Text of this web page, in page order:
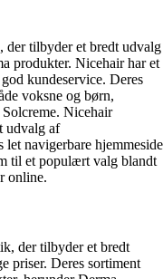
der tilbyder et bredt udvalg
produkter. Nicehair har et
kundeservice. Deres
voksne og børn,
Nicehair
udvalg af
let navigerbare hjemmeside
til et populært valg blandt
online.
der tilbyder et bredt
priser. Deres sortiment